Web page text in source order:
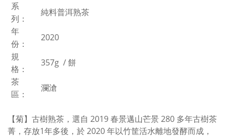
系
列：
純料普洱熟茶
年
份：
2020
規
格：
357g/餅
茶
區：
瀾滄
【菊】古樹熟茶，選自 2019 春景邁山芒景 280 多年古樹茶
菁，存放1年多後，於 2020 年以竹筐活水離地發酵而成，